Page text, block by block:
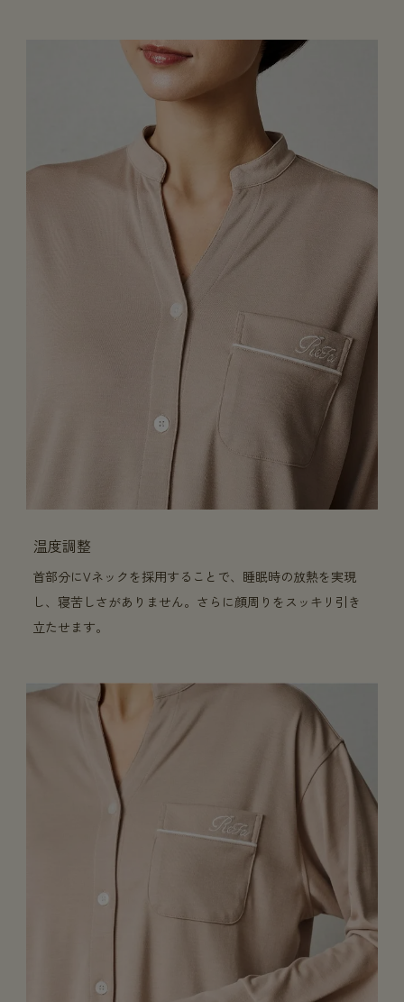
温度調整
首部分にVネックを採用することで、睡眠時の放熱を実現
し、寝苦しさがありません。さらに顔周りをスッキリ引き
立たせます。